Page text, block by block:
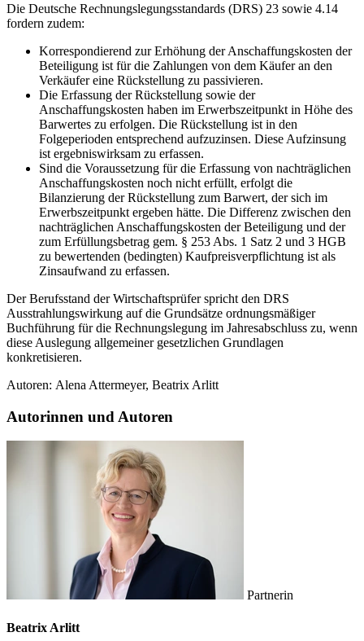
Die Deutsche Rechnungslegungsstandards (DRS) 23 sowie 4.14
fordern zudem:
Korrespondierend zur Erhöhung der Anschaffungskosten der
Beteiligung ist für die Zahlungen von dem Käufer an den
Verkäufer eine Rückstellung zu passivieren.
Die Erfassung der Rückstellung sowie der
Anschaffungskosten haben im Erwerbszeitpunkt in Höhe des
Barwertes zu erfolgen. Die Rückstellung ist in den
Folgeperioden entsprechend aufzuzinsen. Diese Aufzinsung
ist ergebniswirksam zu erfassen.
Sind die Voraussetzung für die Erfassung von nachträglichen
Anschaffungskosten noch nicht erfüllt, erfolgt die
Bilanzierung der Rückstellung zum Barwert, der sich im
Erwerbszeitpunkt ergeben hätte. Die Differenz zwischen den
nachträglichen Anschaffungskosten der Beteiligung und der
zum Erfüllungsbetrag gem. § 253 Abs. 1 Satz 2 und 3 HGB
zu bewertenden (bedingten) Kaufpreisverpflichtung ist als
Zinsaufwand zu erfassen.
Der Berufsstand der Wirtschaftsprüfer spricht den DRS
Ausstrahlungswirkung auf die Grundsätze ordnungsmäßiger
Buchführung für die Rechnungslegung im Jahresabschluss zu, wenn
diese Auslegung allgemeiner gesetzlichen Grundlagen
konkretisieren.
Autoren: Alena Attermeyer, Beatrix Arlitt
Autorinnen und Autoren
Partnerin
Beatrix Arlitt